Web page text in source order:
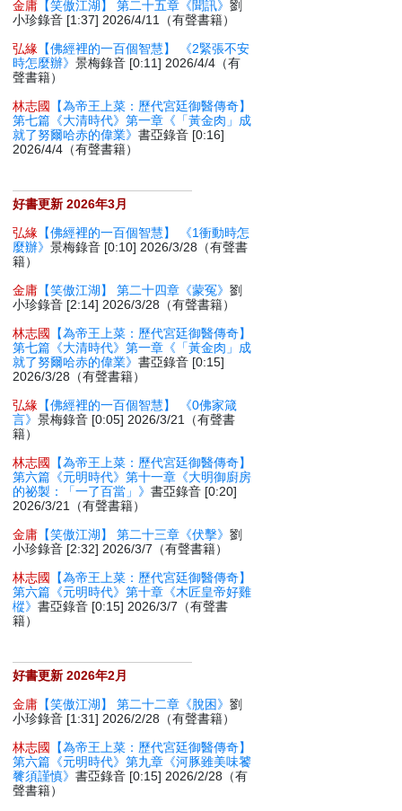
金庸 【笑傲江湖】 第二十五章《聞訊》劉
小珍錄音 [1:37] 2026/4/11（有聲書籍）
弘緣 【佛經裡的一百個智慧】 《2緊張不安
時怎麼辦》景梅錄音 [0:11] 2026/4/4（有
聲書籍）
林志國
【為帝王上菜：歷代宮廷御醫傳奇】
第七篇《大清時代》第一章《「黃金肉」成
就了努爾哈赤的偉業》書亞錄音 [0:16]
2026/4/4（有聲書籍）
好書更新 2026年3月
弘緣 【佛經裡的一百個智慧】 《1衝動時怎
麼辦》景梅錄音 [0:10] 2026/3/28（有聲書
籍）
金庸 【笑傲江湖】 第二十四章《蒙冤》劉
小珍錄音 [2:14] 2026/3/28（有聲書籍）
林志國
【為帝王上菜：歷代宮廷御醫傳奇】
第七篇《大清時代》第一章《「黃金肉」成
就了努爾哈赤的偉業》書亞錄音 [0:15]
2026/3/28（有聲書籍）
弘緣 【佛經裡的一百個智慧】 《0佛家箴
言》景梅錄音 [0:05] 2026/3/21（有聲書
籍）
林志國
【為帝王上菜：歷代宮廷御醫傳奇】
第六篇《元明時代》第十一章《大明御廚房
的祕製：「一了百當」》書亞錄音 [0:20]
2026/3/21（有聲書籍）
金庸 【笑傲江湖】 第二十三章《伏擊》劉
小珍錄音 [2:32] 2026/3/7（有聲書籍）
林志國
【為帝王上菜：歷代宮廷御醫傳奇】
第六篇《元明時代》第十章《木匠皇帝好雞
樅》書亞錄音 [0:15] 2026/3/7（有聲書
籍）
好書更新 2026年2月
金庸 【笑傲江湖】 第二十二章《脫困》劉
小珍錄音 [1:31] 2026/2/28（有聲書籍）
林志國
【為帝王上菜：歷代宮廷御醫傳奇】
第六篇《元明時代》第九章《河豚雖美味饕
餮須謹慎》書亞錄音 [0:15] 2026/2/28（有
聲書籍）